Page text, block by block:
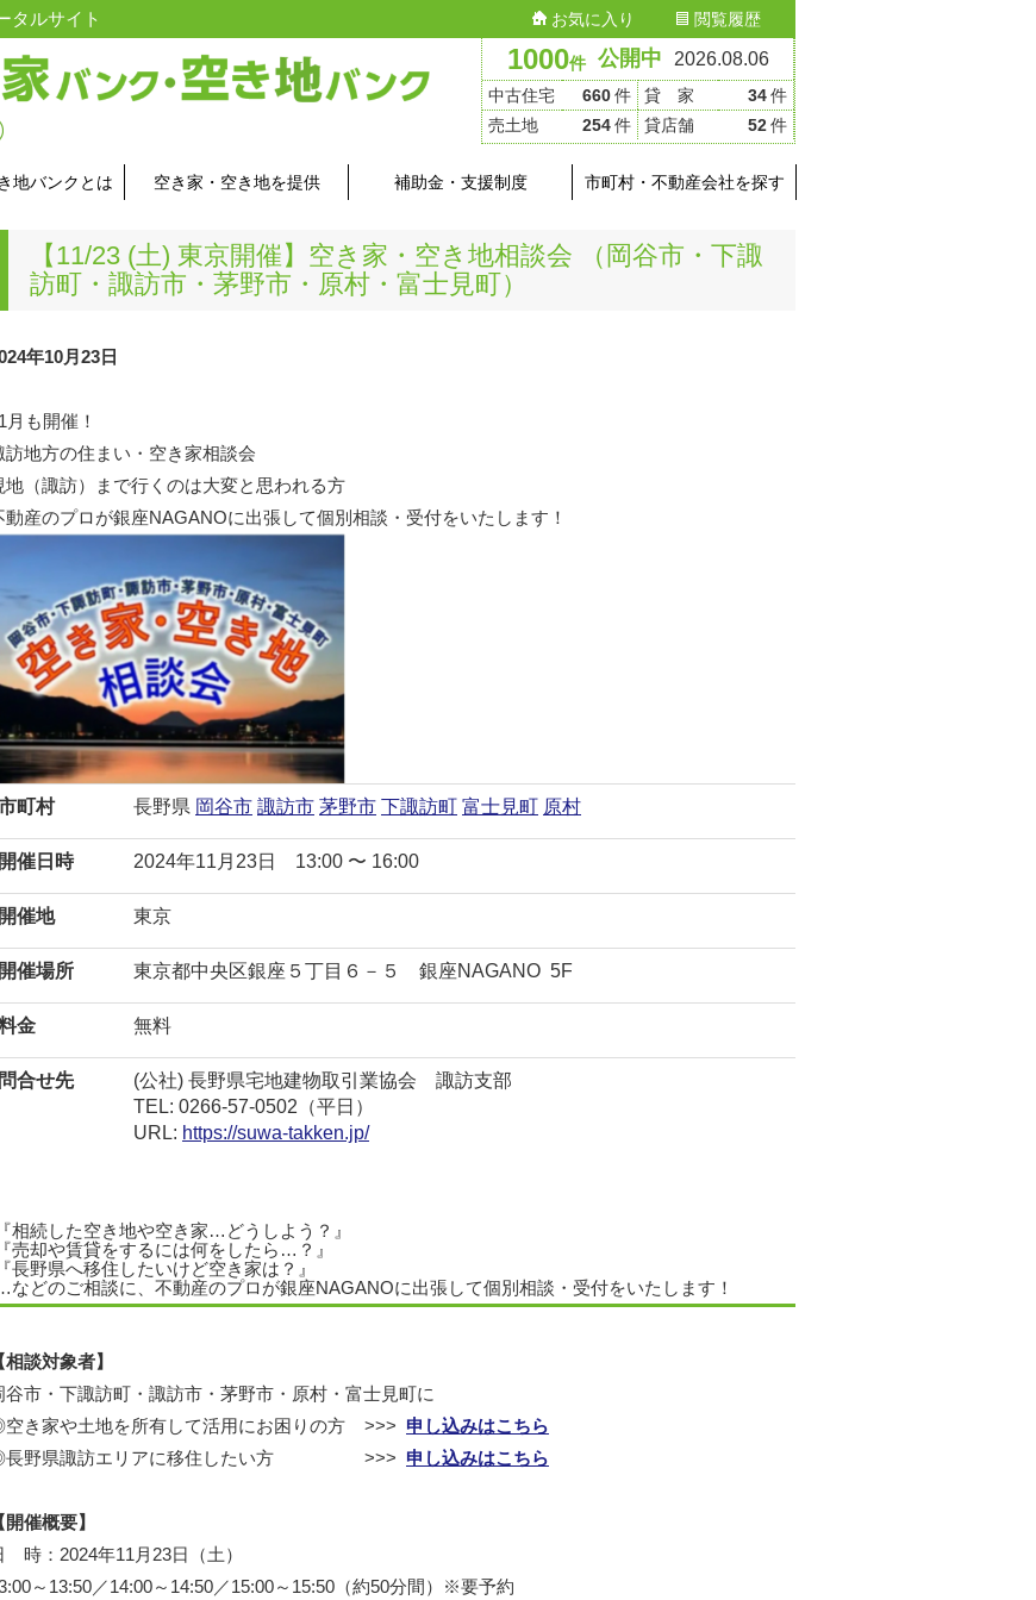
1000件 公開中 2026.08.06
中古住宅 660件 貸 家 34件
売土地
254件 貸店舗 52件
タルサイト お気に入り 閲覧履歴
地バンクとは 空き家・空き地を提供 補助金・支援制度 市町村・不動産会社を探す
【11/23 (土) 東京開催】空き家・空き地相談会 （岡谷市・下諏
訪町・諏訪市・茅野市・原村・富士見町）
年10月23日
月も開催！
訪地方の住まい・空き家相談会
地（諏訪）まで行くのは大変と思われる方
動産のプロが銀座NAGANOに出張して個別相談・受付をいたします！
町村 長野県 岡谷市 諏訪市 茅野市 下諏訪町 富士見町 原村
開催日時 2024年11月23日 13:00 〜 16:00
開催地 東京
開催場所 東京都中央区銀座５丁目６－５ 銀座NAGANO 5F
金 無料
問合せ先
(公社) 長野県宅地建物取引業協会 諏訪支部
TEL: 0266-57-0502（平日）
URL: https://suwa-takken.jp/
『相続した空き地や空き家…どうしよう？』
『売却や賃貸をするには何をしたら…？』
『長野県へ移住したいけど空き家は？』
などのご相談に、不動産のプロが銀座NAGANOに出張して個別相談・受付をいたします！
相談対象者】
谷市・下諏訪町・諏訪市・茅野市・原村・富士見町に
き家や土地を所有して活用にお困りの方 >>> 申し込みはこちら
野県諏訪エリアに移住したい方 >>> 申し込みはこちら
開催概要】
時：2024年11月23日（土）
～13:50／14:00～14:50／15:00～15:50（約50分間）※要予約